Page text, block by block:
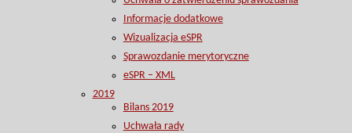
Informacje dodatkowe
Wizualizacja eSPR
Sprawozdanie merytoryczne
eSPR – XML
2019
Bilans 2019
Uchwała rady